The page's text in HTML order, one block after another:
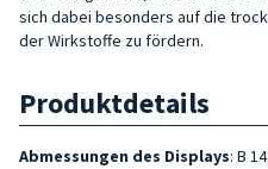
sich dabei besonders auf die
der Wirkstoffe zu fördern.
Produktdetails
Abmessungen des Displays: B